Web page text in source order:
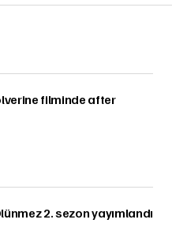
filminde after
2. sezon yayımlandı